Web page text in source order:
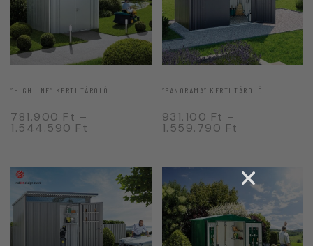
“HIGHLINE” KERTI TÁROLÓ
781.900 Ft –
1.544.590 Ft
“PANORAMA” KERTI TÁROLÓ
931.100 Ft –
1.559.790 Ft